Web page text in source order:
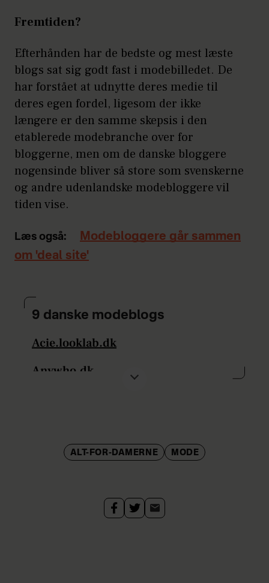
Fremtiden?
Efterhånden har de bedste og mest læste
blogs sat sig godt fast i modebilledet. De
har forstået at udnytte deres medie til
deres egen fordel, ligesom der ikke
længere er den samme skepsis i den
etablerede modebranche over for
bloggerne, men om de danske bloggere
nogensinde bliver så store som svenskerne
og andre udenlandske modebloggere vil
tiden vise.
Læs også:
Modebloggere går sammen
om 'deal site'
9 danske modeblogs
Acie.looklab.dk
Anywho.dk
Fierceogfattigpåsu.dk
ALT-FOR-DAMERNE MODE